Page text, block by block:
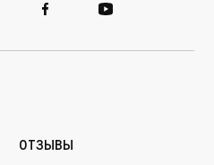
Отзывы